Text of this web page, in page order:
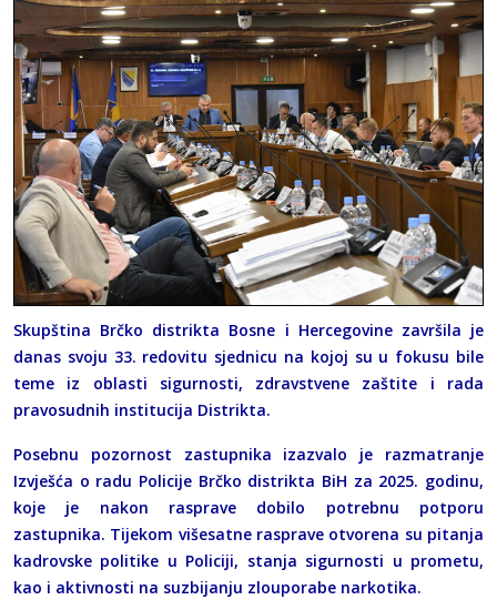
Skupština Brčko distrikta Bosne i Hercegovine završila je
danas svoju 33. redovitu sjednicu na kojoj su u fokusu bile
teme iz oblasti sigurnosti, zdravstvene zaštite i rada
pravosudnih institucija Distrikta.
Posebnu pozornost zastupnika izazvalo je razmatranje
Izvješća o radu Policije Brčko distrikta BiH za 2025. godinu,
koje je nakon rasprave dobilo potrebnu potporu
zastupnika. Tijekom višesatne rasprave otvorena su pitanja
kadrovske politike u Policiji, stanja sigurnosti u prometu,
kao i aktivnosti na suzbijanju zlouporabe narkotika.